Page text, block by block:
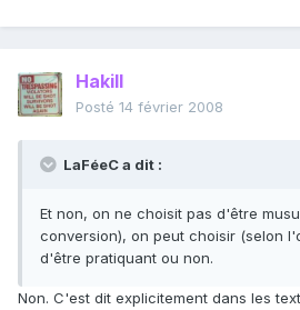
Hakill
Posté 14 février 2008
LaFéeC a dit :
Et non, on ne choisit pas d'être
conversion), on peut choisir (selon
d'être pratiquant ou non.
Non. C'est dit explicitement dans les